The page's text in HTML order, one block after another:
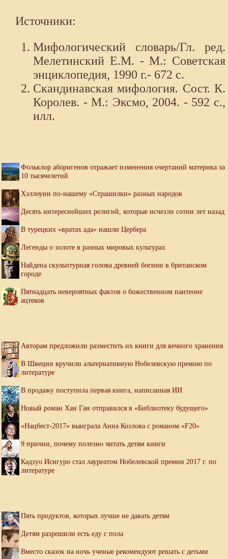
Источники:
Мифологический словарь/Гл. ред.
Мелетинский Е.М. - М.: Советская
энциклопедия, 1990 г.- 672 с.
Скандинавская мифология. Сост. К.
Королев. - М.: Эксмо, 2004. - 592 с.,
илл.
Фольклор аборигенов отражает изменения очертаний материка за
10 тысячелетий
Хэллоуин по-нашему «Страшилки» разных народов
Десять интереснейших религий, которые исчезли сотни лет назад
В турецких «вратах ада» нашли Цербера
Легенды о золоте в разных мировых культурах
Найдена скульптурная голова древней богини в британском
городе
Пятнадцать невероятных фактов о божественном пантеоне
ацтеков
Авторам предложили разместить их книги для вечного хранения
В Швеции вручили альтернативную Нобелевскую премию по
литературе
В продажу поступила первая книга, написанная ИИ
Новый роман Хан Ган отправился в «Библиотеку будущего»
«Нацбест-2017» выиграла Анна Козлова с романом «F20»
9 причин, почему полезно читать детям книги
Кадзуо Исигуро стал лауреатом Нобелевской премии 2017 г. по
литературе
Пять продуктов, которых лучше не давать детям
Детям разрешили есть еду с пола
Вместо сказок на ночь ученые рекомендуют решать с детьми